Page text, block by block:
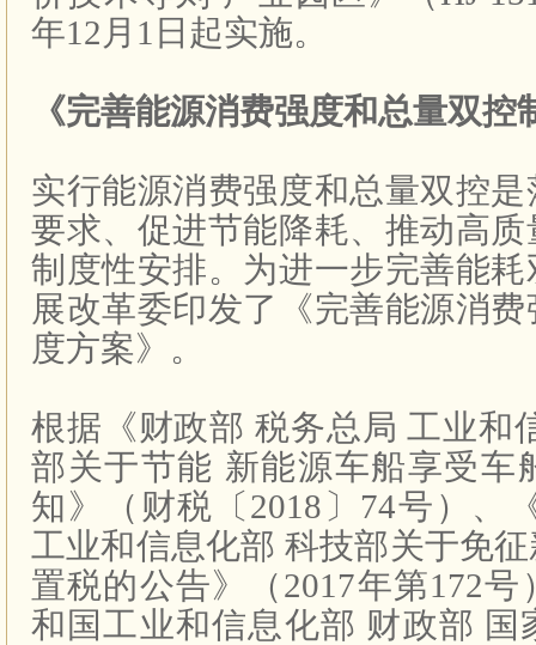
年12 月 1 日起实施。
《完善能源消费强度和总量双控
实行能源消费强度和总量双控
要求、促进节能降耗、推动高
制度性安排。为进一步完善能
展改革委印发了《完善能源消
度方案》。
根据《财政部 税务总局 工业和
部关于节能 新能源车船享受车
知》（财税〔 2018 〕 74号）、
工业和信息化部 科技部关于免
置税的公告》（2017年第172号
和国工业和信息化部 财政部 国